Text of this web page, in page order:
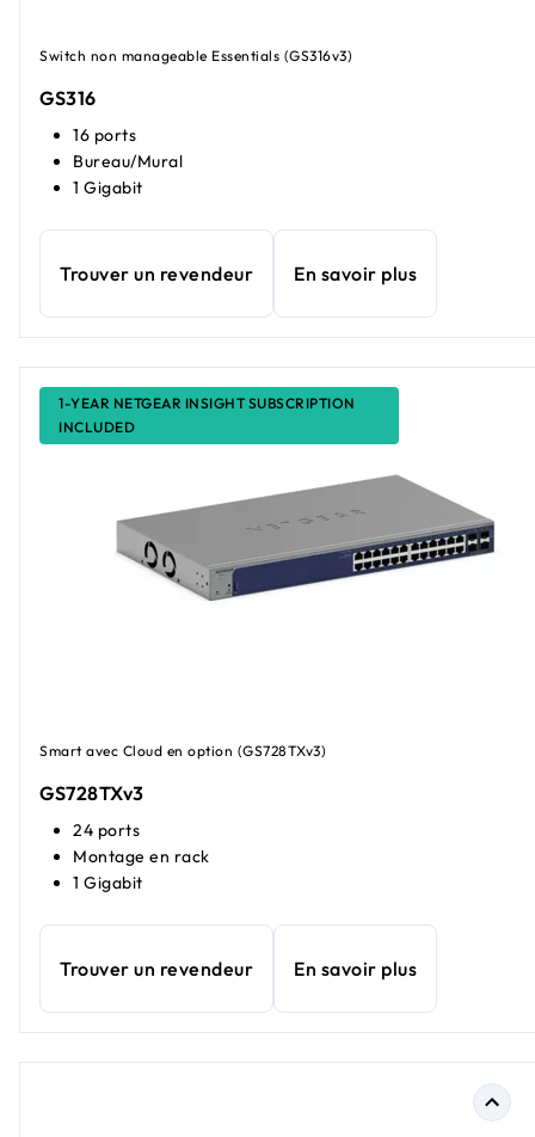
Switch non manageable Essentials (GS316v3)
GS316
16 ports
Bureau/Mural
1 Gigabit
Trouver un revendeur En savoir plus
1-YEAR NETGEAR INSIGHT SUBSCRIPTION
INCLUDED
Smart avec Cloud en option (GS728TXv3)
GS728TXv3
24 ports
Montage en rack
1 Gigabit
Trouver un revendeur En savoir plus